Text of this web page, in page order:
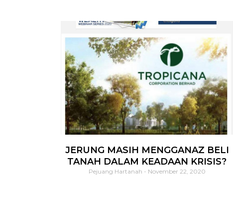
JERUNG MASIH MENGGANAZ BELI
TANAH DALAM KEADAAN KRISIS?
Pejuang Hartanah November 22, 2020